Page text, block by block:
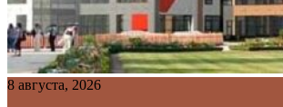
8 августа, 2026